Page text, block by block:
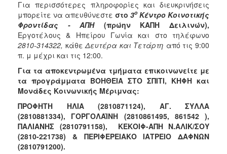
Ηλικιωμένων
(Κ.Η.Φ.Η.)
Κ.Δ.Α.Π.Α.μεΑ.
Αδειοδότηση
&
Βρεφονηπιακών
Σταθμών
Ιατρείο
Ξενώνας
Φιλοξενίας
Γυναικών
Για περισσότερες πληροφορίες και διευκρινήσεις
μπορείτε να απευθύνεστε στο 3οΚέντρο Κοινοτικής
Φροντίδας - ΑΠΗ(πρώην ΚΑΠΗ Δειλινών),
Εργοτέλους & Ηπείρου Γωνία και στο τηλέφωνο
2810-314322, κάθεΔευτέρα και Τετάρτη από τις 9:00
π. μ μέχρι και τις 12:00.
Για τα αποκεντρωμένα τμήματα επικοινωνείτε με
τα προγράμματα ΒΟΗΘΕΙΑ ΣΤΟ ΣΠΙΤΙ, ΚΗΦΗ και
Μονάδες Κοινωνικής Μέριμνας:
ΠΡΟΦΗΤΗ ΗΛΙΑ (2810871124), ΑΓ. ΣΥΛΛΑ
(2810881334), ΓΟΡΓΟΛΑΪΝΗ (2810861495, 861542 ),
ΠΑΛΙΑΝΗΣ (2810791158), ΚΕΚΟΙΦ-ΑΠΗ Ν.ΑΛΙΚ/ΣΟΥ
(2810-221738) & ΠΕΡΙΦΕΡΕΙΑΚΟ ΙΑΤΡΕΙΟ ΔΑΦΝΩΝ
(2810791200).